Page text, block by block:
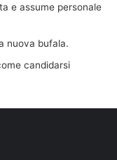
e assume personale
nuova bufala.
candidarsi